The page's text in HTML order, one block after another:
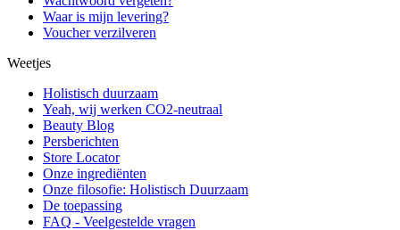
Waar is mijn levering?
Voucher verzilveren
Weetjes
Holistisch duurzaam
Yeah, wij werken CO2-neutraal
Beauty Blog
Persberichten
Store Locator
Onze ingrediënten
Onze filosofie: Holistisch Duurzaam
De toepassing
FAQ - Veelgestelde vragen